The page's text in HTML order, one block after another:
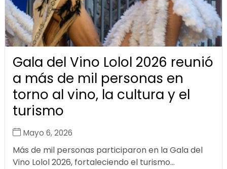
Gala del Vino Lolol 2026 reunió
a más de mil personas en
torno al vino, la cultura y el
turismo
Mayo 6, 2026
Más de mil personas participaron en la Gala del
Vino Lolol 2026, fortaleciendo el turismo...